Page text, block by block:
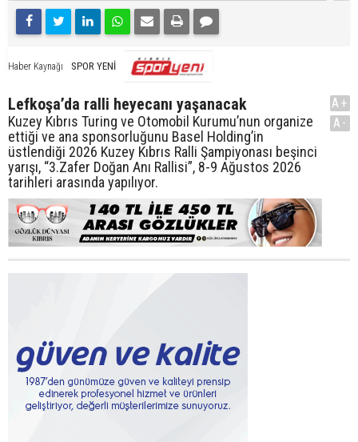
Haber Kaynağı SPOR YENİ
Lefkoşa’da ralli heyecanı yaşanacak
Kuzey Kıbrıs Turing ve Otomobil Kurumu’nun organize
ettiği ve ana sponsorluğunu Basel Holding’in
üstlendiği 2026 Kuzey Kıbrıs Ralli Şampiyonası beşinci
yarışı, “3.Zafer Doğan Anı Rallisi”, 8-9 Ağustos 2026
tarihleri arasında yapılıyor.
A+
A-